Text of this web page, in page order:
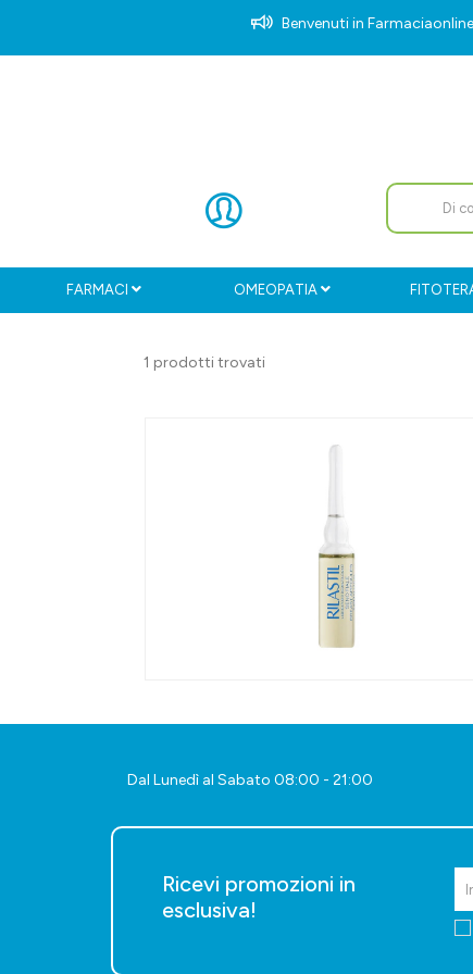
Benvenuti in
FARMACI OMEOPATIA
1 prodotti trovati
Dal Lunedì al Sabato 08:00 - 21:00
Ricevi promozioni in
esclusiva!